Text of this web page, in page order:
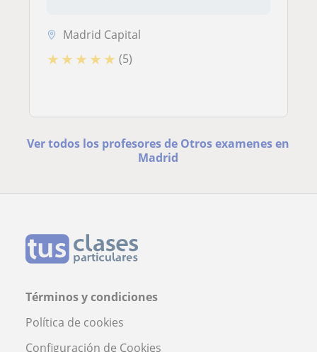
Madrid Capital
★ ★ ★ ★ ★ (5)
Ver todos los profesores de Otros examenes en
Madrid
Términos y condiciones
Política de cookies
Configuración de Cookies